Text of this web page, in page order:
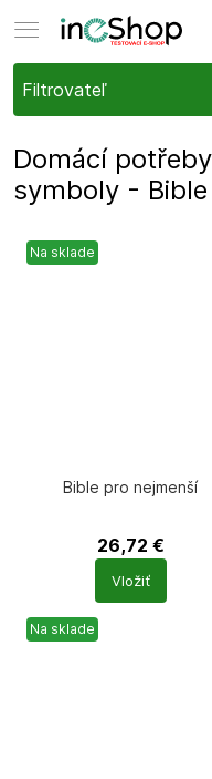
Filtrovateľ
Domácí
symboly - Bible
Na sklade
Bible pro nejmenší
26,72 €
Počet
produktů
Vložiť
Na sklade